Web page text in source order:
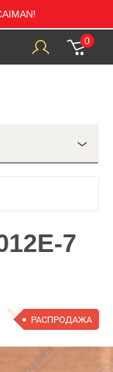
0
7
РАСПРОДАЖА